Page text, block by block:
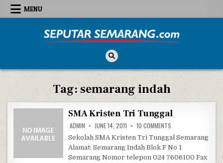
Skip to content
MENU
Tag:semarang indah
SMA Kristen Tri Tunggal
ADMIN JUNE 14, 2011 10 COMMENTS
Sekolah SMA Kristen Tri Tunggal Semarang
Alamat: Semarang Indah Blok F No 1
Semarang Nomor telepon 024 7606100 Fax